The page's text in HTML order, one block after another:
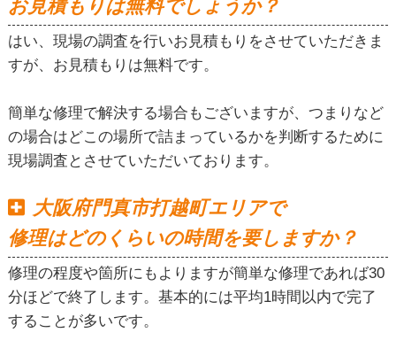
お見積もりは無料でしょうか？
はい、現場の調査を行いお見積もりをさせていただきま
すが、お見積もりは無料です。
簡単な修理で解決する場合もございますが、つまりなど
の場合はどこの場所で詰まっているかを判断するために
現場調査とさせていただいております。
大阪府門真市打越町エリアで
修理はどのくらいの時間を要しますか？
修理の程度や箇所にもよりますが簡単な修理であれば30
分ほどで終了します。基本的には平均1時間以内で完了
することが多いです。